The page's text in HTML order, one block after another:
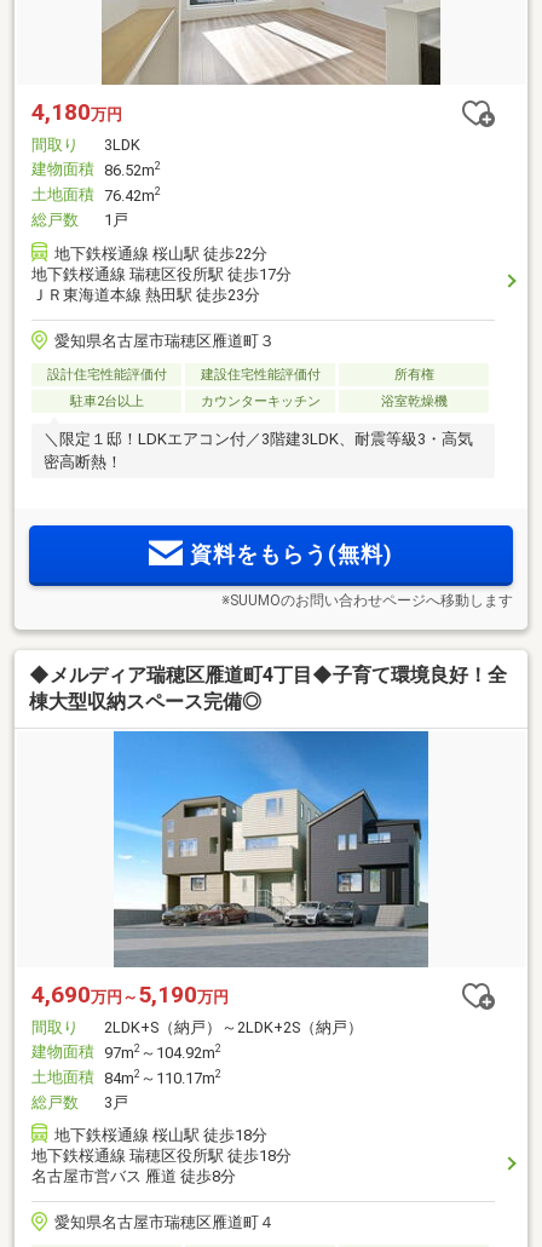
4,180万円
間取り
3LDK
建物面積 86.52m2
土地面積 76.42m2
総戸数
1戸
地下鉄桜通線 桜山駅 徒歩22分
地下鉄桜通線 瑞穂区役所駅 徒歩17分
ＪＲ東海道本線 熱田駅 徒歩23分
愛知県名古屋市瑞穂区雁道町３
設計住宅性能評価付 建設住宅性能評価付
所有権
駐車2台以上
カウンターキッチン 浴室乾燥機
＼限定１邸！LDKエアコン付／3階建3LDK、耐震等級3・高気
密高断熱！
資料をもらう(無料)
※SUUMOのお問い合わせページへ移動します
◆メルディア瑞穂区雁道町4丁目◆子育て環境良好！全
棟大型収納スペース完備◎
4,690万円～ 5,190万円
間取り
2LDK+S（納戸）～2LDK+2S（納戸）
建物面積 97m2 ～104.92m2
土地面積 84m2 ～110.17m2
総戸数
3戸
地下鉄桜通線 桜山駅 徒歩18分
地下鉄桜通線 瑞穂区役所駅 徒歩18分
名古屋市営バス 雁道 徒歩8分
愛知県名古屋市瑞穂区雁道町４